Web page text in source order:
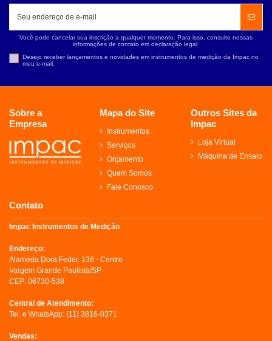
Você pode cancelar sua inscrição a qualquer momento. Para isso, consulte nossas
informações de contato em declaração legal.
Desejo receber lançamentos e novidades em instrumentos de medição da Impac no
meu e-mail.
Sobre a
Empresa
Mapa do Site
Instrumentos
Serviços
Orçamento
Quem Somos
Fale Conosco
Outros Sites da
Impac
Loja Virtual
Máquina de Ensaio
Contato
Impac Instrumentos de Medição
Endereço:
Alameda Dora Feder, 138 - Centro
Vargem Grande Paulista/SP
CEP: 06730-538
Central de Atendimento:
Tel. e WhatsApp: (11) 3816-0371
Vendas: